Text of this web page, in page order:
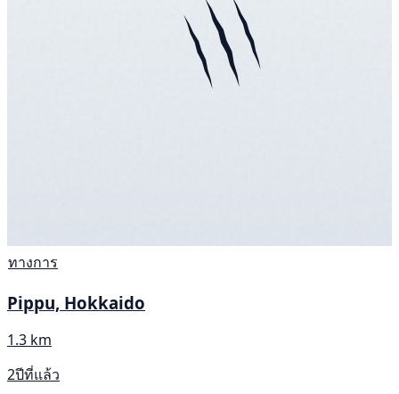
ทางการ
Pippu, Hokkaido
1.3 km
2ปีที่แล้ว